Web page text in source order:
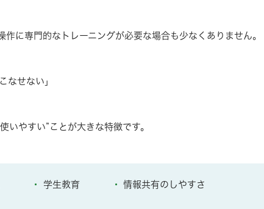
に専門的なトレーニングが必要な場合も少なくありません。
なせない」
いやすい”ことが大きな特徴です。
学生教育 情報共有のしやすさ